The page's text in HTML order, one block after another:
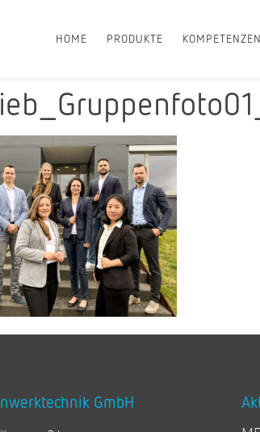
HOME PRODUKTE KOMPETENZEN
GmbH